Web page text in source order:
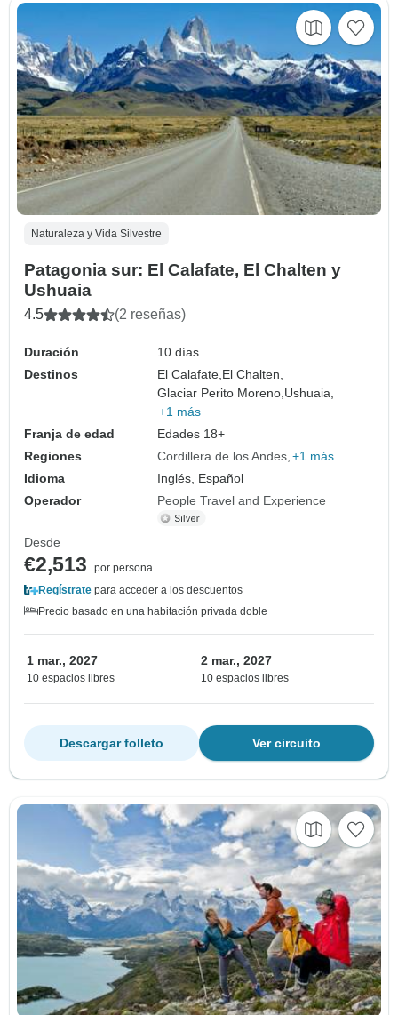
Naturaleza y Vida Silvestre
Patagonia sur: El Calafate, El Chalten y
Ushuaia
4.5 (2 reseñas)
Duración
10 días
Destinos
El Calafate,El Chalten,
Glaciar Perito Moreno,Ushuaia,
+1 más
Franja de edad
Edades 18+
Regiones
Cordillera de los Andes +1 más
Idioma
Inglés, Español
Operador
People Travel and Experience
Desde
€2,513
por persona
Regístrate para acceder a los descuentos
Precio basado en una habitación privada doble
1 mar., 2027
10 espacios libres
2 mar., 2027
10 espacios libres
Ver circuito
Descargar folleto